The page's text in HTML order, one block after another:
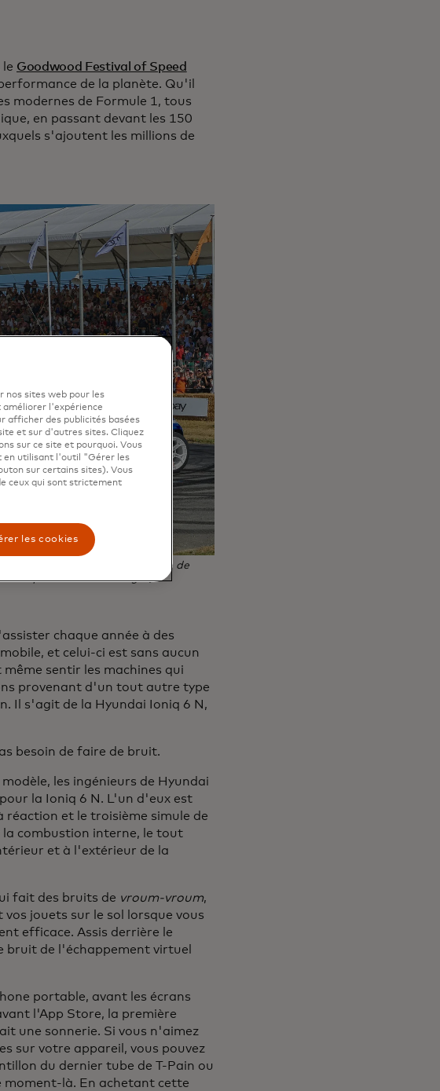
le Goodwood Festival of Speed
de la planète. Qu'il
modernes de Formule 1, tous
en passant devant les 150
s'ajoutent les millions de
piste lors du Festival de vitesse de
photo : Severn Images)
chaque année à des
et celui-ci est sans aucun
sentir les machines qui
provenant d'un tout autre type
Il s'agit de la Hyundai Ioniq 6 N,
besoin de faire de bruit.
les ingénieurs de Hyundai
la Ioniq 6 N. L'un d'eux est
réaction et le troisième simule de
la combustion interne, le tout
et à l'extérieur de la
fait des bruits de vroum-vroum,
jouets sur le sol lorsque vous
efficace. Assis derrière le
bruit de l'échappement virtuel
portable, avant les écrans
l'App Store, la première
une sonnerie. Si vous n'aimez
sur votre appareil, vous pouvez
du dernier tube de T-Pain ou
moment-là. En achetant cette
nos sites web pour les
améliorer l'expérience
afficher des publicités basées
et sur d'autres sites. Cliquez
sur ce site et pourquoi. Vous
en utilisant l'outil "Gérer les
sur certains sites). Vous
ceux qui sont strictement
les cookies